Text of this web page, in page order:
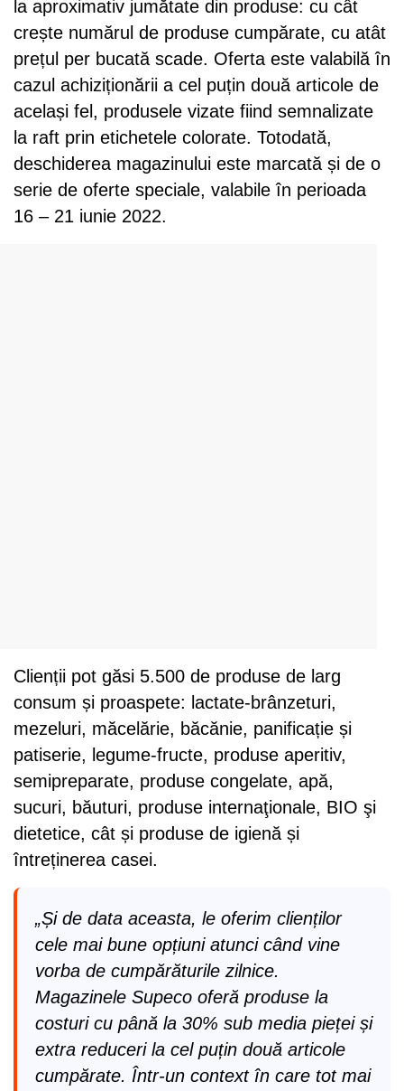
la aproximativ jumătate din produse: cu cât
crește numărul de produse cumpărate, cu atât
prețul per bucată scade. Oferta este valabilă în
cazul achiziționării a cel puțin două articole de
același fel, produsele vizate fiind semnalizate
la raft prin etichetele colorate. Totodată,
deschiderea magazinului este marcată și de o
serie de oferte speciale, valabile în perioada
16 – 21 iunie 2022.
Clienții pot găsi 5.500 de produse de larg
consum și proaspete: lactate-brânzeturi,
mezeluri, măcelărie, băcănie, panificație și
patiserie, legume-fructe, produse aperitiv,
semipreparate, produse congelate, apă,
sucuri, băuturi, produse internaţionale, BIO şi
dietetice, cât și produse de igienă și
întreținerea casei.
„Și de data aceasta, le oferim clienților
cele mai bune opțiuni atunci când vine
vorba de cumpărăturile zilnice.
Magazinele Supeco oferă produse la
costuri cu până la 30% sub media pieței și
extra reduceri la cel puțin două articole
cumpărate. Într-un context în care tot mai